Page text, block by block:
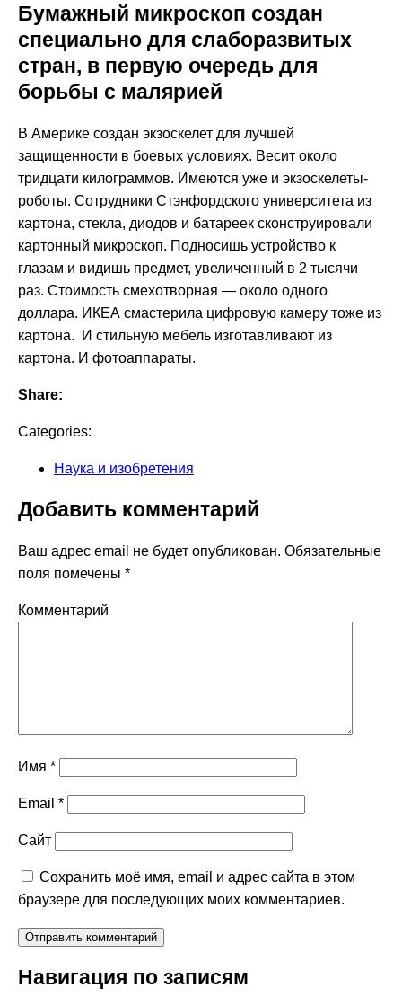
Бумажный микроскоп создан
специально для слаборазвитых
стран, в первую очередь для
борьбы с малярией
В Америке создан экзоскелет для лучшей
защищенности в боевых условиях. Весит около
тридцати килограммов. Имеются уже и экзоскелеты-
роботы. Сотрудники Стэнфордского университета из
картона, стекла, диодов и батареек сконструировали
картонный микроскоп. Подносишь устройство к
глазам и видишь предмет, увеличенный в 2 тысячи
раз. Стоимость смехотворная — около одного
доллара. ИКЕА смастерила цифровую камеру тоже из
картона. И стильную мебель изготавливают из
картона. И фотоаппараты.
Share:
Categories:
Наука и изобретения
Добавить комментарий
Ваш адрес email не будет опубликован. Обязательные
поля помечены *
Комментарий
Имя *
Email *
Сайт
Сохранить моё имя, email и адрес сайта в этом
браузере для последующих моих комментариев.
Навигация по записям